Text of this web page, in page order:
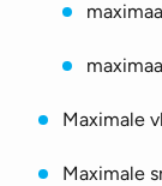
Maximale
Maximale